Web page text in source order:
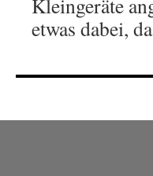
Kleingeräte
etwas dabei,